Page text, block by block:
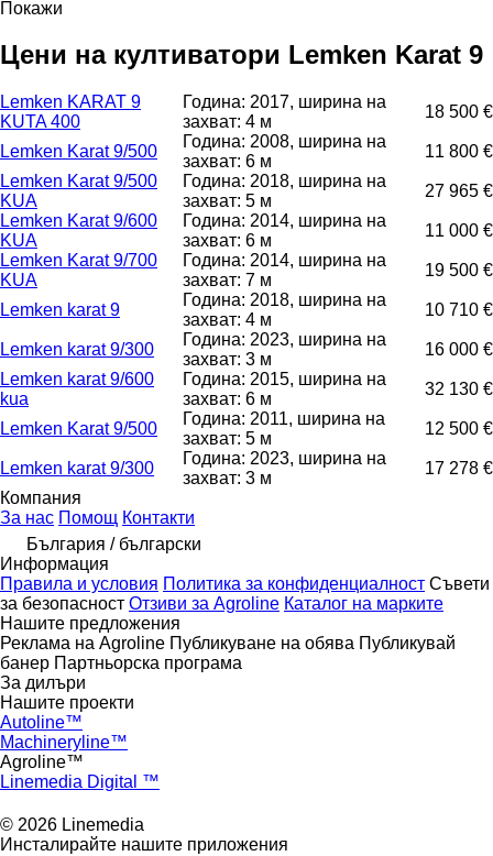
Покажи
Цени на култиватори Lemken Karat 9
Lemken KARAT 9
KUTA 400
Година: 2017, ширина на
захват: 4 м
18 500 €
Lemken Karat 9/500
Година: 2008, ширина на
захват: 6 м
11 800 €
Lemken Karat 9/500
KUA
Година: 2018, ширина на
захват: 5 м
27 965 €
Lemken Karat 9/600
KUA
Година: 2014, ширина на
захват: 6 м
11 000 €
Lemken Karat 9/700
KUA
Година: 2014, ширина на
захват: 7 м
19 500 €
Lemken karat 9
Година: 2018, ширина на
захват: 4 м
10 710 €
Lemken karat 9/300
Година: 2023, ширина на
захват: 3 м
16 000 €
Lemken karat 9/600
kua
Година: 2015, ширина на
захват: 6 м
32 130 €
Lemken Karat 9/500
Година: 2011, ширина на
захват: 5 м
12 500 €
Lemken karat 9/300
Година: 2023, ширина на
захват: 3 м
17 278 €
Компания
За нас Помощ Контакти
България / български
Информация
Правила и условия Политика за конфиденциалност Съвети
за безопасност Отзиви за Agroline Каталог на марките
Нашите предложения
Реклама на Agroline Публикуване на обява Публикувай
банер Партньорска програма
За дилъри
Нашите проекти
Autoline™
Machineryline™
Agroline™
Linemedia Digital ™
© 2026 Linemedia
Инсталирайте нашите приложения